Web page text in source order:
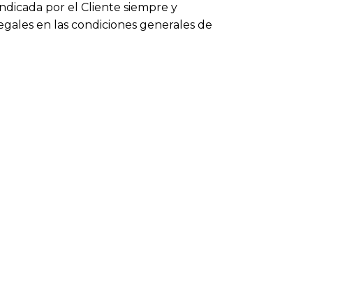
por el Cliente siempre y
en las condiciones generales de
a color, tejido o acabado.